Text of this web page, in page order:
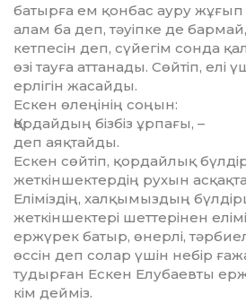
батырға ем қонбас ауру
алам ба деп, тәуіпке де
кетпесін деп, сүйегім сонда
өзі тауға аттанады. Сөйтіп, елі
ерлігін жа­сай­ды.
Ескен өлеңінің соңын:
Қордайдың бізбіз ұрпағы, –
деп аяқтайды.
Ескен сөйтіп, қордайлық
жеткін­шек­тердің рухын
Еліміздің, халқымыздың
жеткін­шек­тері шеттерінен
ержүрек батыр, өнер­лі,
өссін деп солар үшін не­бір
тудырған Ескен Елубаевты
кім дейміз.